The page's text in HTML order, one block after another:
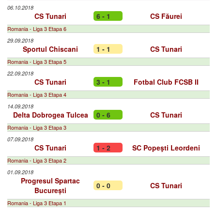
06.10.2018
CS Tunari 6 - 1 CS Făurei
Romania - Liga 3 Etapa 6
29.09.2018
Sportul Chiscani 1 - 1 CS Tunari
Romania - Liga 3 Etapa 5
22.09.2018
CS Tunari 3 - 1 Fotbal Club FCSB II
Romania - Liga 3 Etapa 4
14.09.2018
Delta Dobrogea Tulcea 0 - 6 CS Tunari
Romania - Liga 3 Etapa 3
07.09.2018
CS Tunari 1 - 2 SC Popeşti Leordeni
Romania - Liga 3 Etapa 2
01.09.2018
Progresul Spartac
București
0 - 0 CS Tunari
Romania - Liga 3 Etapa 1